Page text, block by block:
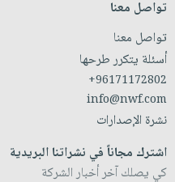
تواصل معنا
تواصل معنا
أسئلة يتكرر طرحها
+96171172802
info@nwf.com
نشرة الإصدارات
اشترك مجاناً في نشراتنا البريدية
كي يصلك آخر أخبار الشركة